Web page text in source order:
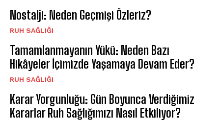
Nostalji: Neden Geçmişi Özleriz?
⁠RUH SAĞLIĞI
Tamamlanmayanın Yükü: Neden Bazı
Hikâyeler İçimizde Yaşamaya Devam Eder?
⁠RUH SAĞLIĞI
Karar Yorgunluğu: Gün Boyunca Verdiğimiz
Kararlar Ruh Sağlığımızı Nasıl Etkiliyor?